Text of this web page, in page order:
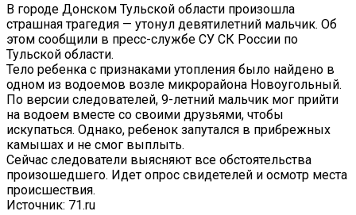
В городе Донском Тульской области произошла
страшная трагедия — утонул девятилетний мальчик. Об
этом сообщили в пресс-службе СУ СК России по
Тульской области.
Тело ребенка с признаками утопления было найдено в
одном из водоемов возле микрорайона Новоугольный.
По версии следователей, 9-летний мальчик мог прийти
на водоем вместе со своими друзьями, чтобы
искупаться. Однако, ребенок запутался в прибрежных
камышах и не смог выплыть.
Сейчас следователи выясняют все обстоятельства
произошедшего. Идет опрос свидетелей и осмотр места
происшествия.
Источник: 71.ru